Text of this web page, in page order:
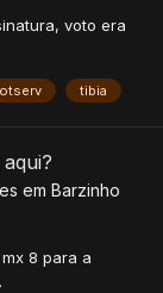
voto era
otserv tibia
em Barzinho
8 para a